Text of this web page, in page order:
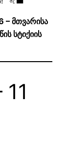
– მთვარისა
სტიქიის
11